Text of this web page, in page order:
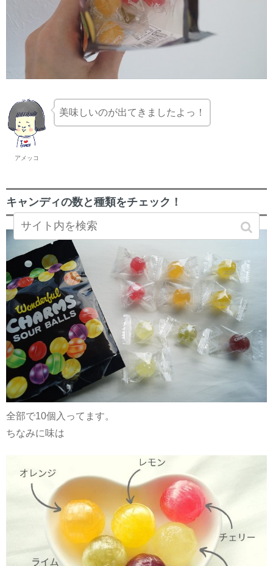
アメッコ
美味しいのが出てきましたよっ！
キャンディの数と種類をチェック！
全部で10個入ってます。
ちなみに味は